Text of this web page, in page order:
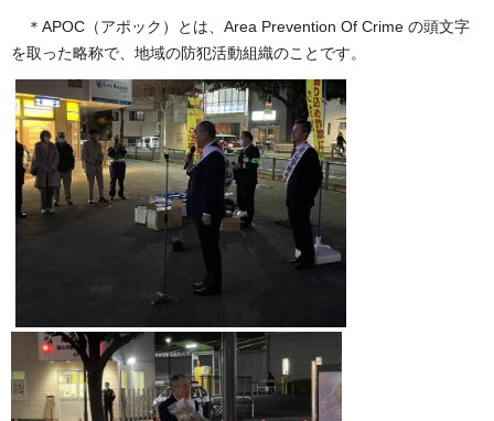
＊APOC （アポック）とは、Area Prevention Of Crime の頭文字
を取った略称で、地域の防犯活動組織のことです。